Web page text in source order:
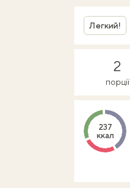
Легкий!
2
порції
237
ккал